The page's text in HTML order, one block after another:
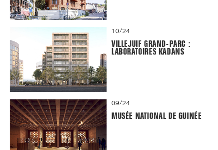
10/24
VILLEJUIF GRAND-PARC :
LABORATOIRES KADANS
09/24
MUSÉE NATIONAL DE GUINÉE